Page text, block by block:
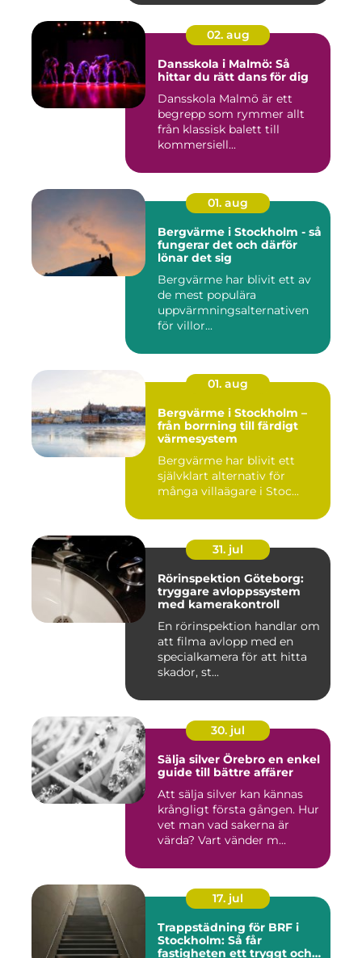
02. aug
Dansskola i Malmö: Så
hittar du rätt dans för dig
Dansskola Malmö är ett
begrepp som rymmer allt
från klassisk balett till
kommersiell...
01. aug
Bergvärme i Stockholm - så
fungerar det och därför
lönar det sig
Bergvärme har blivit ett av
de mest populära
uppvärmningsalternativen
för villor...
01. aug
Bergvärme i Stockholm –
från borrning till färdigt
värmesystem
Bergvärme har blivit ett
självklart alternativ för
många villaägare i Stoc...
31. jul
Rörinspektion Göteborg:
tryggare avloppssystem
med kamerakontroll
En rörinspektion handlar om
att filma avlopp med en
specialkamera för att hitta
skador, st...
30. jul
Sälja silver Örebro en enkel
guide till bättre affärer
Att sälja silver kan kännas
krångligt första gången. Hur
vet man vad sakerna är
värda? Vart vänder m...
17. jul
Trappstädning för BRF i
Stockholm: Så får
fastigheten ett tryggt och